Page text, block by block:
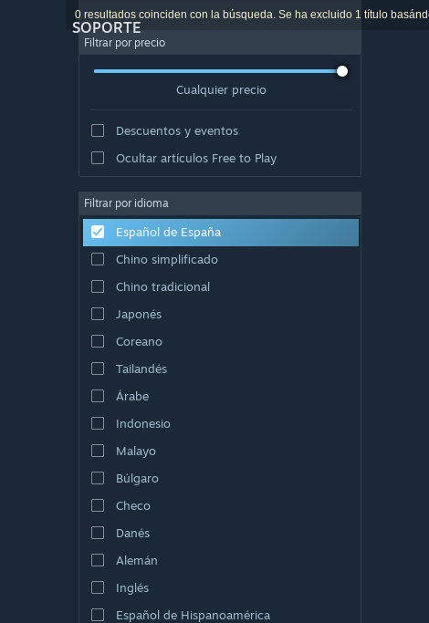
SOPORTE
0 resultados coinciden con la búsqueda. Se ha excluido 1 título
Filtrar por precio
Cualquier precio
Descuentos y eventos
Ocultar artículos Free to Play
Filtrar por idioma
Español de España
Chino simplificado
Chino tradicional
Japonés
Coreano
Tailandés
Árabe
Indonesio
Malayo
Búlgaro
Checo
Danés
Alemán
Inglés
Español de Hispanoamérica